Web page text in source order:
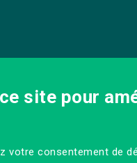
site pour
votre consentement de